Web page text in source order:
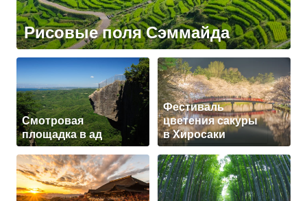
Рисовые поля Сэммайда
Смотровая
площадка в ад
Фестиваль
цветения сакуры
в Хиросаки